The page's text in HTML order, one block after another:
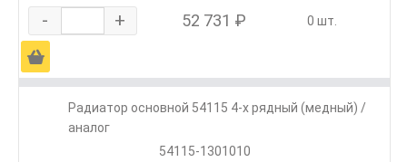
- + 52 731 ₽ 0 шт.
Ä
Радиатор основной 54115 4-х рядный (медный) /
аналог
54115-1301010